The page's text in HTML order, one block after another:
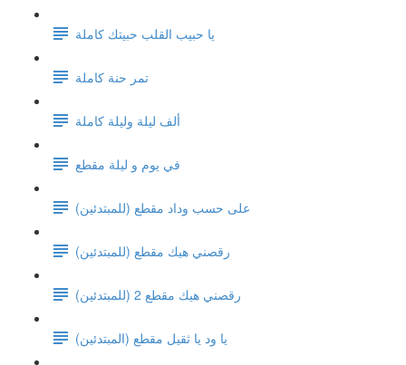
يا حبيب القلب حبيتك كاملة
تمر حنة كاملة
ألف ليلة وليلة كاملة
في يوم و ليلة مقطع
على حسب وداد مقطع (للمبتدئين)
رقصني هيك مقطع (للمبتدئين)
رقصني هيك مقطع 2 (للمبتدئين)
يا ود يا ثقيل مقطع (المبتدئين)